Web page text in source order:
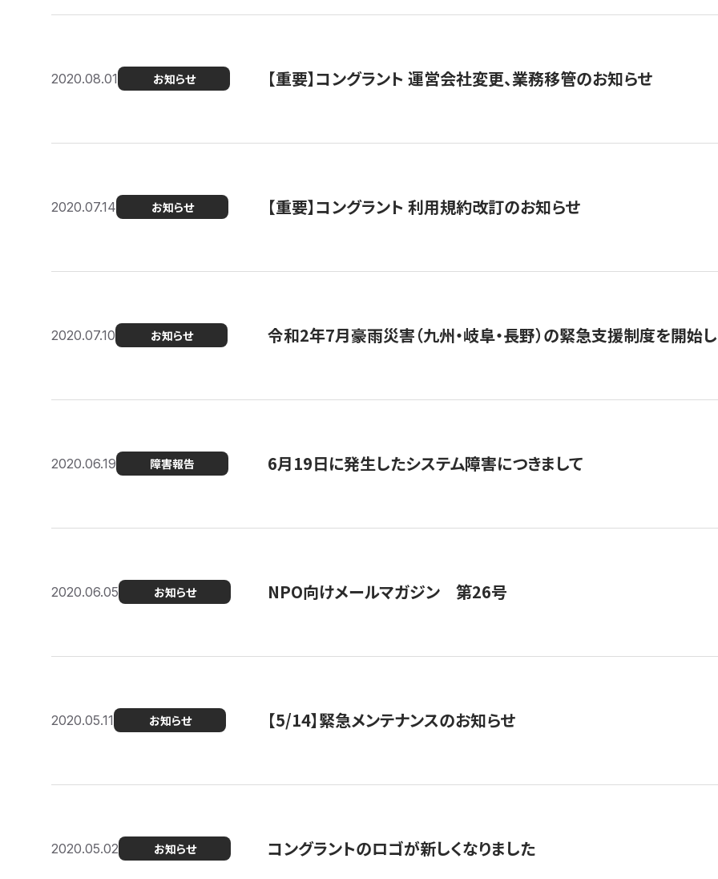
2020.08.01 お知らせ 【重要】コングラント 運営会社変更、業務移管のお知らせ
2020.07.14 お知らせ 【重要】コングラント 利用規約改訂のお知らせ
2020.07.10 お知らせ 令和2年7月豪雨災害（九州・岐阜・長野）の緊急支援制度を開始
2020.06.19 障害報告 6月19日に発生したシステム障害につきまして
2020.06.05 お知らせ NPO向けメールマガジン 第26号
2020.05.11 お知らせ 【5/14】緊急メンテナンスのお知らせ
2020.05.02 お知らせ コングラントのロゴが新しくなりました